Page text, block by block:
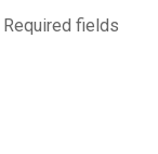
fields